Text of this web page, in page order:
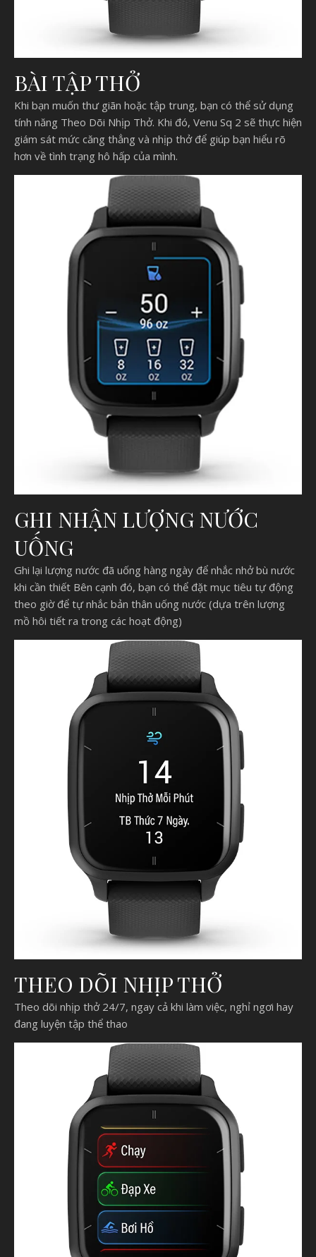
BÀI TẬP THỞ
Khi bạn muốn thư giãn hoặc tập trung, bạn có thể sử dụng
tính năng Theo Dõi Nhịp Thở. Khi đó, Venu Sq 2 sẽ thực hiện
giám sát mức căng thẳng và nhịp thở để giúp bạn hiểu rõ
hơn về tình trạng hô hấp của mình.
GHI NHẬN LƯỢNG NƯỚC
UỐNG
Ghi lại lượng nước đã uống hàng ngày để nhắc nhở bù nước
khi cần thiết Bên cạnh đó, bạn có thể đặt mục tiêu tự động
theo giờ để tự nhắc bản thân uống nước (dựa trên lượng
mồ hôi tiết ra trong các hoạt động)
THEO DÕI NHỊP THỞ
Theo dõi nhịp thở 24/7, ngay cả khi làm việc, nghỉ ngơi hay
đang luyện tập thể thao